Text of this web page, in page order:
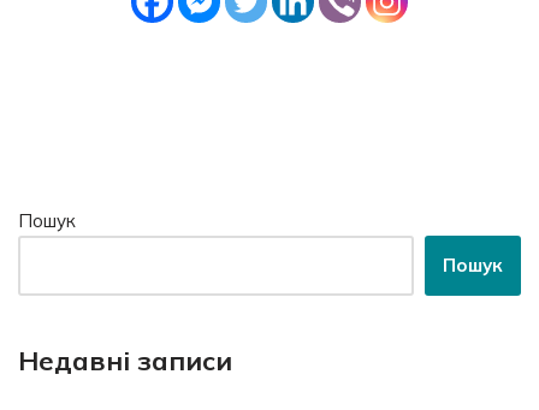
Пошук
Пошук
Недавні записи